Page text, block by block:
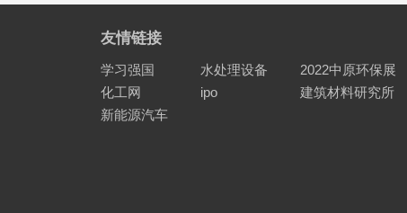
友情链接
学习强国 水处理设备
2022中原环保展
化工网
ipo
建筑材料研究所
新能源汽车